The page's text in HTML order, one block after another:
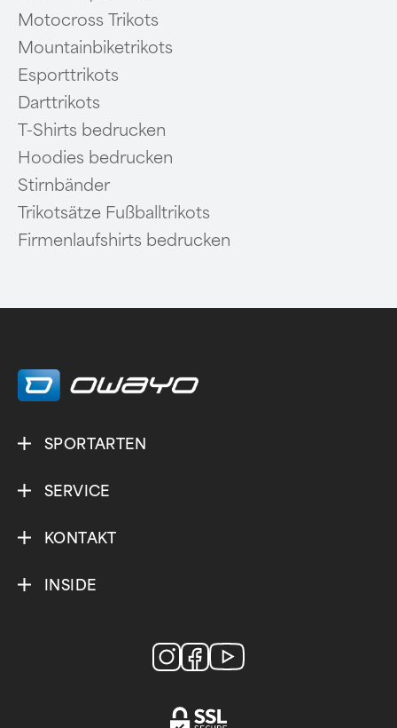
Motocross Trikots
Mountainbiketrikots
Esporttrikots
Darttrikots
T-Shirts bedrucken
Hoodies bedrucken
Stirnbänder
Trikotsätze Fußballtrikots
Firmenlaufshirts bedrucken
SPORTARTEN
SERVICE
KONTAKT
INSIDE